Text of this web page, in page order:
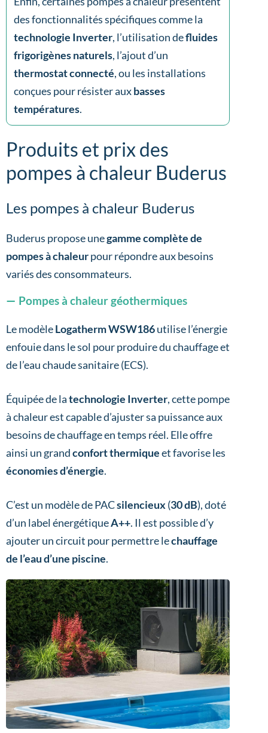
des fonctionnalités spécifiques comme la
technologie Inverter, l’utilisation defluides
frigorigènes naturels, l’ajout d’un
thermostat connecté, ou les installations
conçues pour résister auxbasses
températures.
Produits et prix des
pompes à chaleur Buderus
Les pompes à chaleur Buderus
Buderus propose unegamme complète de
pompes à chaleurpour répondre aux besoins
variés des consommateurs.
Pompes à chaleur géothermiques
Le modèleLogatherm WSW186utilise l’énergie
enfouie dans le sol pour produire du chauffage et
de l’eau chaude sanitaire (ECS).
Équipée de latechnologie Inverter, cette pompe
à chaleur est capable d’ajuster sa puissance aux
besoins de chauffage en temps réel. Elle offre
ainsi un grandconfort thermiqueet favorise les
économies d’énergie.
C’est un modèle de PACsilencieux (30 dB), doté
d’un label énergétiqueA++. Il est possible d’y
ajouter un circuit pour permettre lechauffage
de l’eau d’une piscine.